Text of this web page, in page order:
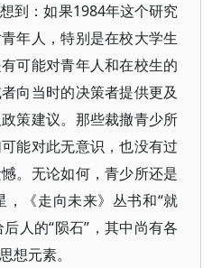
到：如果1984年这个研究
年人，特别是在校大学生
可能对青年人和在校生的
向当时的决策者提供更及
策建议。那些裁撤青少所
能对此无意识，也没有过
。无论如何，青少所还是
《走向未来》丛书和“就
人的“陨石”，其中尚有各
想元素。